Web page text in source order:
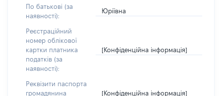
По батькові (за
наявності):
Юріївна
Реєстраційний
номер облікової
картки платника
податків (за
наявності):
[Конфіденційна інформація]
Реквізити паспорта
громадянина
[Конфіденційна інформація]